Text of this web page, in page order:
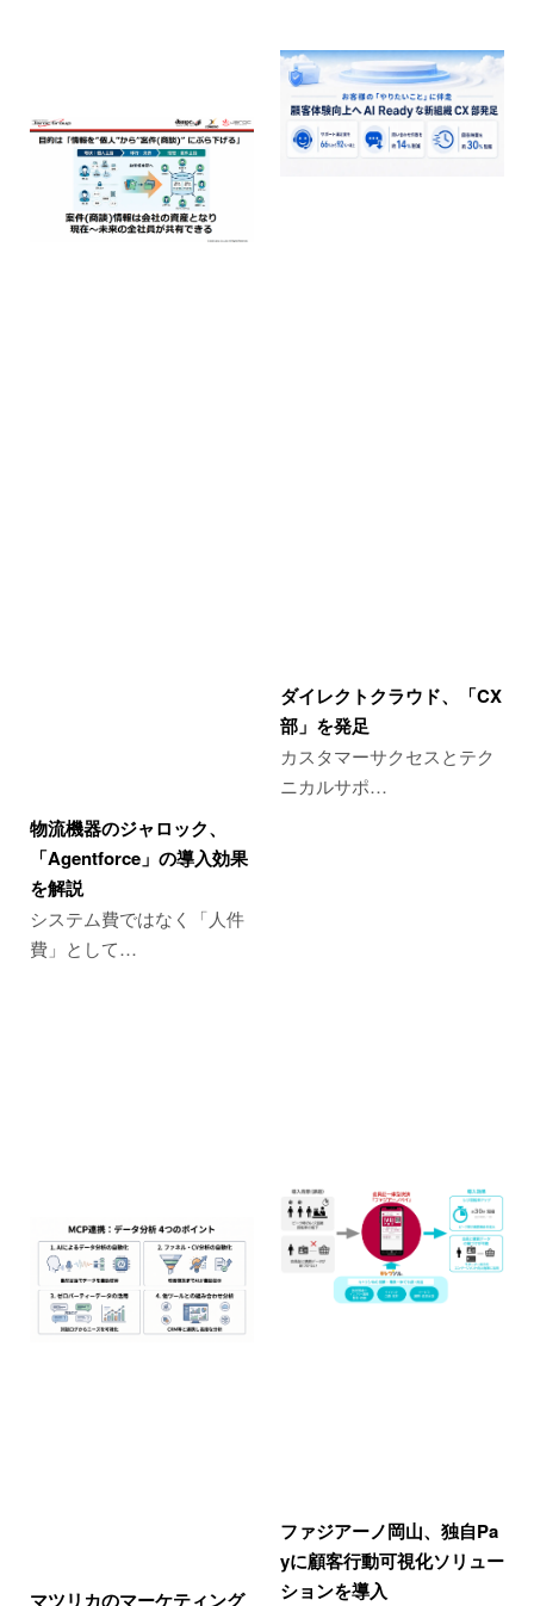
物流機器のジャロック、
「Agentforce」の導入効果
を解説
システム費ではなく「人件
費」として…
ダイレクトクラウド、「CX
部」を発足
カスタマーサクセスとテク
ニカルサポ…
マツリカのマーケティング
ファジアーノ岡山、独自Pa
yに顧客行動可視化ソリュー
ションを導入